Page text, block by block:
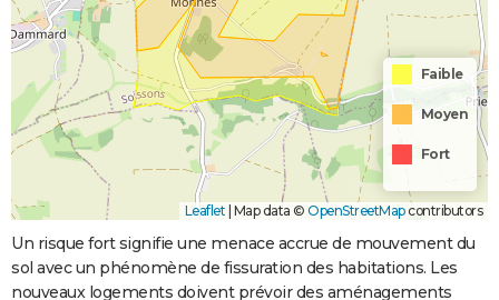
Faible
Moyen
Fort
Leaflet Map data © OpenStreetMapcontributors
Un risque fort signifie une menace accrue de mouvement du
sol avec un phénomène de fissuration des habitations. Les
nouveaux logements doivent prévoir des aménagements